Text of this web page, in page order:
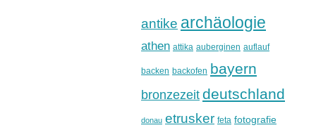
antike archäologie
athen attika auberginen auflauf
backen backofen bayern
bronzezeit deutschland
donau etrusker feta fotografie